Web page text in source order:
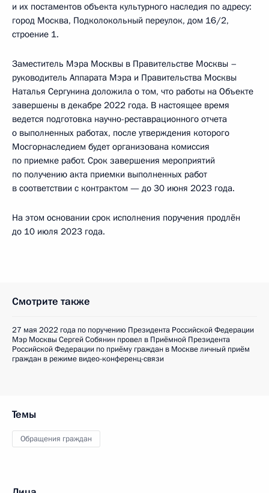
и их постаментов объекта культурного наследия по адресу:
город Москва, Подколокольный переулок, дом 16/2,
строение 1.
Заместитель Мэра Москвы в Правительстве Москвы –
руководитель Аппарата Мэра и Правительства Москвы
Наталья Сергунина доложила о том, что работы на Объекте
завершены в декабре 2022 года. В настоящее время
ведется подготовка научно-реставрационного отчета
о выполненных работах, после утверждения которого
Мосгорнаследием будет организована комиссия
по приемке работ. Срок завершения мероприятий
по получению акта приемки выполненных работ
в соответствии с контрактом — до 30 июня 2023 года.
На этом основании срок исполнения поручения продлён
до 10 июля 2023 года.
Смотрите также
27 мая 2022 года по поручению Президента Российской Федерации
Мэр Москвы Сергей Собянин провел в Приёмной Президента
Российской Федерации по приёму граждан в Москве личный приём
граждан в режиме видео-конференц-связи
Темы
Обращения граждан